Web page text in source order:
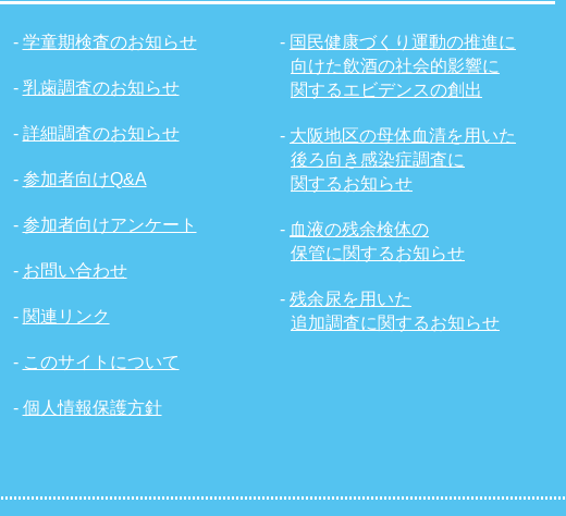
- 学童期検査のお知らせ
- 乳歯調査のお知らせ
- 詳細調査のお知らせ
- 参加者向けQ&A
- 参加者向けアンケート
- お問い合わせ
- 関連リンク
- このサイトについて
- 個人情報保護方針
- 国民健康づくり運動の推進に
向けた飲酒の社会的影響に
関するエビデンスの創出
- 大阪地区の母体血清を用いた
後ろ向き感染症調査に
関するお知らせ
- 血液の残余検体の
保管に関するお知らせ
-残余尿を用いた
追加調査に関するお知らせ